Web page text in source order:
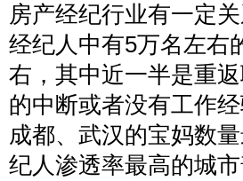
房产经纪行业有一定
经纪人中有5万名左右
右，其中近一半是重
的中断或者没有工作
成都、武汉的宝妈数
纪人渗透率最高的城